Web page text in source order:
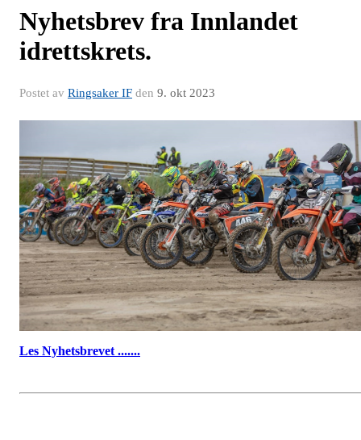
Nyhetsbrev fra Innlandet
idrettskrets.
Postet av Ringsaker IF den 9. okt 2023
Les Nyhetsbrevet .......